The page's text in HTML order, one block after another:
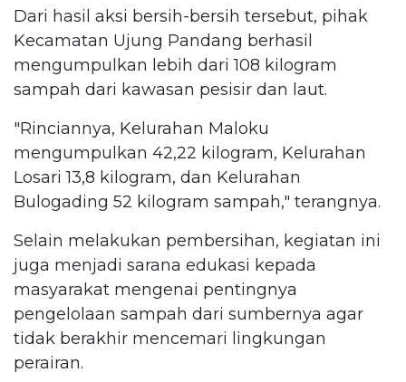
Dari hasil aksi bersih-bersih tersebut, pihak
Kecamatan Ujung Pandang berhasil
mengumpulkan lebih dari 108 kilogram
sampah dari kawasan pesisir dan laut.
"Rinciannya, Kelurahan Maloku
mengumpulkan 42,22 kilogram, Kelurahan
Losari 13,8 kilogram, dan Kelurahan
Bulogading 52 kilogram sampah," terangnya.
Selain melakukan pembersihan, kegiatan ini
juga menjadi sarana edukasi kepada
masyarakat mengenai pentingnya
pengelolaan sampah dari sumbernya agar
tidak berakhir mencemari lingkungan
perairan.